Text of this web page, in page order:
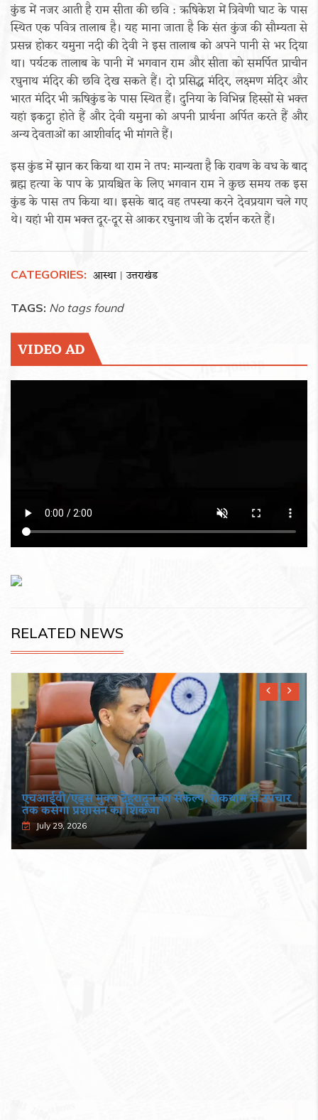
कुंड में नजर आती है राम सीता की छवि : ऋषिकेश में त्रिवेणी घाट के पास
स्थित एक पवित्र तालाब है। यह माना जाता है कि संत कुंज की सौम्यता से
प्रसन्न होकर यमुना नदी की देवी ने इस तालाब को अपने पानी से भर दिया
था। पर्यटक तालाब के पानी में भगवान राम और सीता को समर्पित प्राचीन
रघुनाथ मंदिर की छवि देख सकते हैं। दो प्रसिद्ध मंदिर, लक्ष्मण मंदिर और
भारत मंदिर भी ऋषिकुंड के पास स्थित हैं। दुनिया के विभिन्न हिस्सों से भक्त
यहां इकट्ठा होते हैं और देवी यमुना को अपनी प्रार्थना अर्पित करते हैं और
अन्य देवताओं का आशीर्वाद भी मांगते हैं।
इस कुंड में स्नान कर किया था राम ने तप: मान्यता है कि रावण के वध के बाद
ब्रह्म हत्या के पाप के प्रायश्चित के लिए भगवान राम ने कुछ समय तक इस
कुंड के पास तप किया था। इसके बाद वह तपस्या करने देवप्रयाग चले गए
थे। यहां भी राम भक्त दूर-दूर से आकर रघुनाथ जी के दर्शन करते हैं।
CATEGORIES: आस्था | उत्तराखंड
TAGS: No tags found
VIDEO AD
RELATED NEWS
एचआईवी/एड्स मुक्त देहरादून का संकल्प, रोकथाम से उपचार
तक कसेगा प्रशासन का शिकंजा
July 29, 2026